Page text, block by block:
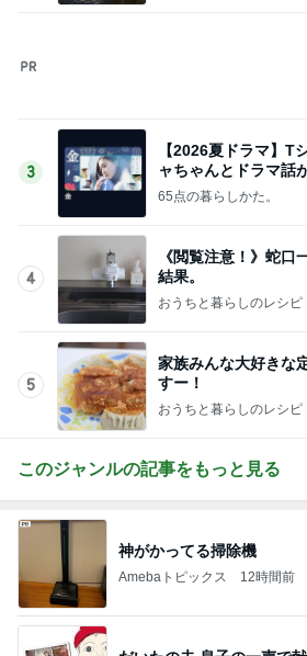
4
5
家族みんな大好きな
すー！
おうちと暮らしのレシ
このジャンルの記事をもっと見る
Amebaトピックス 12時間前
Amebaトピックス 1日前
30%OFFで見逃せない主役
Amebaトピックス 1日前